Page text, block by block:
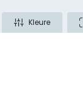
Kleure